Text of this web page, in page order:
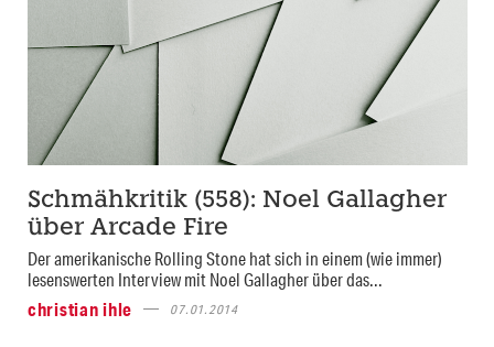
Schmähkritik (558): Noel Gallagher
über Arcade Fire
Der amerikanische Rolling Stone hat sich in einem (wie immer)
lesenswerten Interview mit Noel Gallagher über das...
christian ihle
07.01.2014